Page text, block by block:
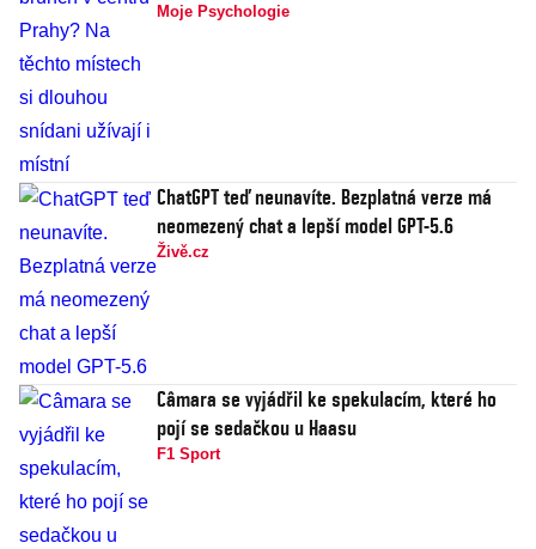
Moje Psychologie
ChatGPT teď neunavíte. Bezplatná verze má
neomezený chat a lepší model GPT-5.6
Živě.cz
Câmara se vyjádřil ke spekulacím, které ho
pojí se sedačkou u Haasu
F1 Sport